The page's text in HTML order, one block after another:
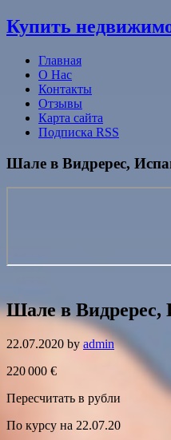
Купить
Главная
О Нас
Контакты
Отзывы
Карта сайта
Подписка RSS
Шале в Видререс,
Шале в Видререс,
22.07.2020 by admin
220 000 €
Пересчитать в рубли
По курсу на 22.07.20